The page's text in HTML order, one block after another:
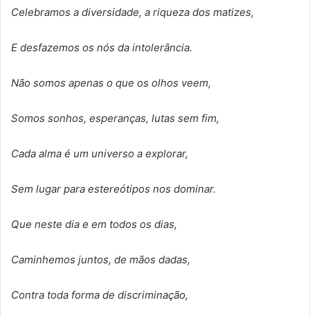
Celebramos a diversidade, a riqueza dos matizes,
E desfazemos os nós da intolerância.
Não somos apenas o que os olhos veem,
Somos sonhos, esperanças, lutas sem fim,
Cada alma é um universo a explorar,
Sem lugar para estereótipos nos dominar.
Que neste dia e em todos os dias,
Caminhemos juntos, de mãos dadas,
Contra toda forma de discriminação,